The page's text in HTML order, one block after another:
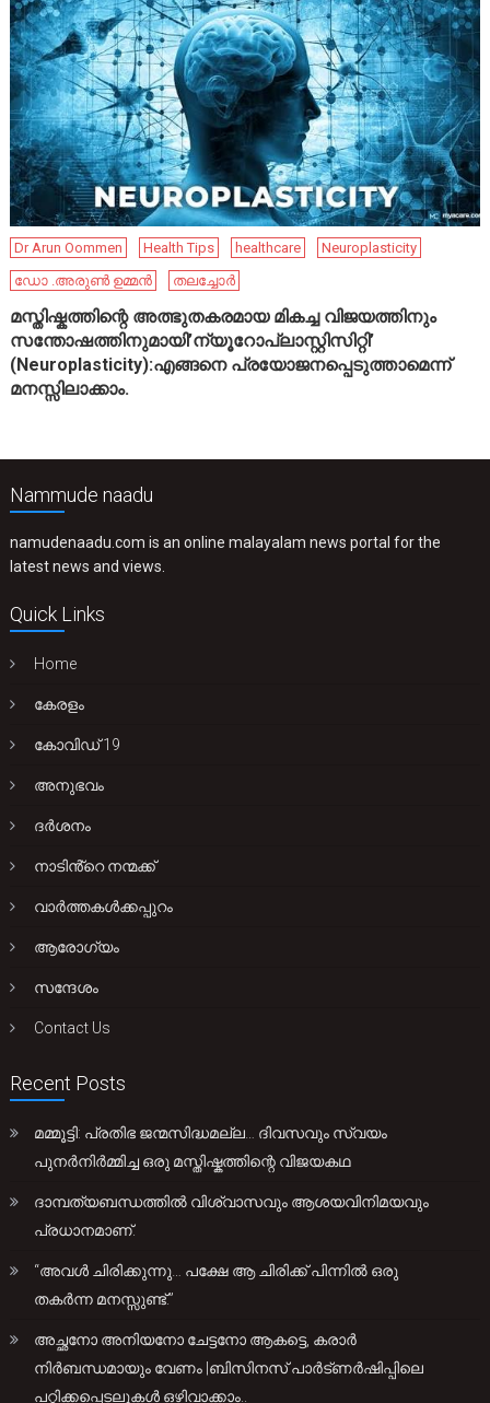
Dr Arun Oommen Health Tips healthcare
Neuroplasticity
ഡോ .അരുൺ ഉമ്മൻ
തലച്ചോർ
മസ്തിഷ്കത്തിന്റെ അത്ഭുതകരമായ മികച്ച വിജയത്തിനും
സന്തോഷത്തിനുമായി’ന്യൂറോപ്ലാസ്റ്റിസിറ്റി’
(Neuroplasticity):എങ്ങനെ പ്രയോജനപ്പെടുത്താമെന്ന്
മനസ്സിലാക്കാം.
Nammude naadu
namudenaadu.com is an online malayalam news portal for the
latest news and views.
Quick Links
Home
കേരളം
കോവിഡ് 19
അനുഭവം
ദർശനം
നാടിൻ്റെ നന്മക്ക്
വാർത്തകൾക്കപ്പുറം
ആരോഗ്യം
സന്ദേശം
Contact Us
Recent Posts
മമ്മൂട്ടി: പ്രതിഭ ജന്മസിദ്ധമല്ല… ദിവസവും സ്വയം
പുനർനിർമ്മിച്ച ഒരു മസ്തിഷ്കത്തിന്റെ വിജയകഥ
ദാമ്പത്യബന്ധത്തിൽ വിശ്വാസവും ആശയവിനിമയവും
പ്രധാനമാണ്.
“അവൾ ചിരിക്കുന്നു… പക്ഷേ ആ ചിരിക്ക് പിന്നിൽ ഒരു
തകർന്ന മനസ്സുണ്ട്.”
അച്ഛനോ അനിയനോ ചേട്ടനോ ആകട്ടെ, കരാർ
നിർബന്ധമായും വേണം |ബിസിനസ് പാർട്ണർഷിപ്പിലെ
പറ്റിക്കപ്പെടലുകൾ ഒഴിവാക്കാം..